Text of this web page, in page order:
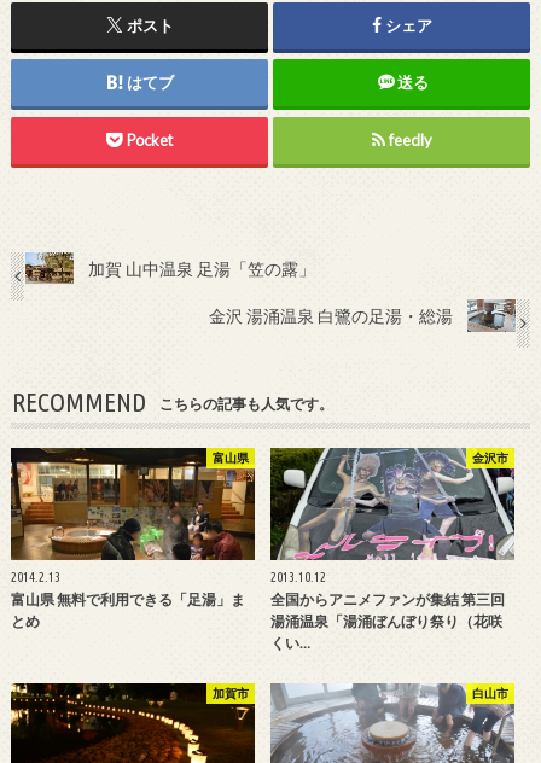
ポスト シェア
はてブ 送る
Pocket feedly
加賀 山中温泉 足湯「笠の露」
金沢 湯涌温泉 白鷺の足湯・総湯
RECOMMEND こちらの記事も人気です。
富山県
2014.2.13
富山県 無料で利用できる「足湯」ま
とめ
金沢市
2013.10.12
全国からアニメファンが集結 第三回
湯涌温泉「湯涌ぼんぼり祭り（花咲
くい…
加賀市 白山市